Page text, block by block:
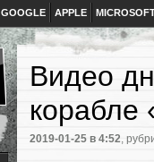
GOOGLE APPLE
Видео
корабле
2019-01-25 в 4:52,